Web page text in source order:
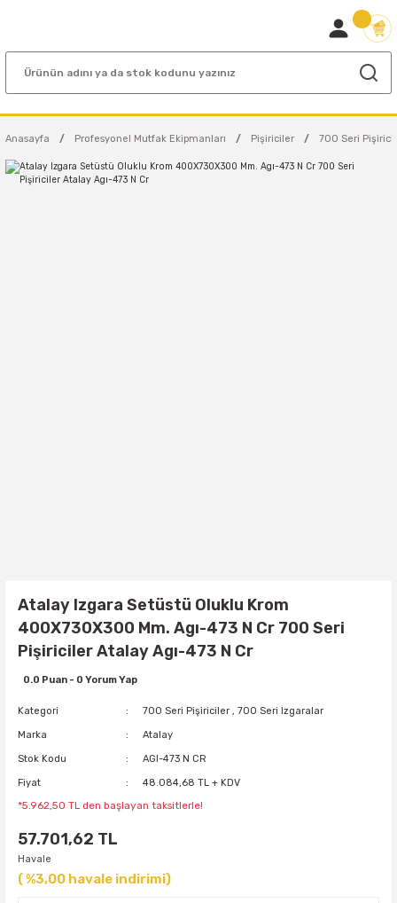
Anasayfa Profesyonel Mutfak Ekipmanları Pişiriciler 700 Seri
Atalay Izgara Setüstü Oluklu Krom
400X730X300 Mm. Agı-473 N Cr 700 Seri
Pişiriciler Atalay Agı-473 N Cr
0.0 Puan - 0 Yorum Yap
Kategori 700 Seri Pişiriciler ,700 Seri Izgaralar
Marka Atalay
Stok Kodu AGI-473 N CR
Fiyat 48.084,68 TL + KDV
*5.962,50 TL den başlayan taksitlerle!
57.701,62 TL
Havale
( %3,00 havale indirimi)